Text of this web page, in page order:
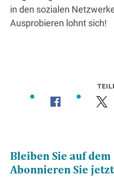
in den sozialen
Ausprobieren lohnt sich!